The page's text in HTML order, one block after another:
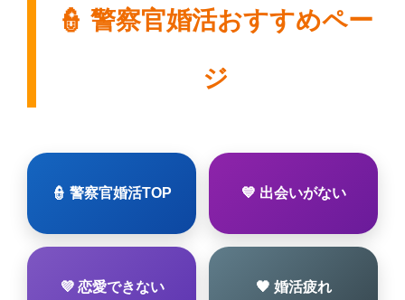
👮 警察官婚活おすすめペー
ジ
👮 警察官婚活TOP 💙 出会いがない
💜 恋愛できない 🖤 婚活疲れ